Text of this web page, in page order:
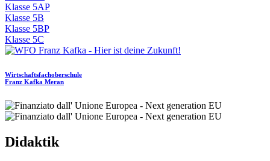
Klasse 5AP
Klasse 5B
Klasse 5BP
Klasse 5C
Wirtschaftsfachoberschule
Franz Kafka Meran
Didaktik